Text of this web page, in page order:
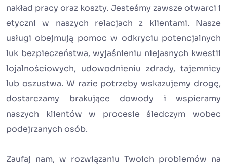
nakład pracy oraz koszty. Jesteśmy zawsze otwarci i
etyczni w naszych relacjach z klientami. Nasze
usługi obejmują pomoc w odkryciu potencjalnych
luk bezpieczeństwa, wyjaśnieniu niejasnych kwestii
lojalnościowych, udowodnieniu zdrady, tajemnicy
lub oszustwa. W razie potrzeby wskazujemy drogę,
dostarczamy brakujące dowody i wspieramy
naszych klientów w procesie śledczym wobec
podejrzanych osób.
Zaufaj nam, w rozwiązaniu Twoich problemów na